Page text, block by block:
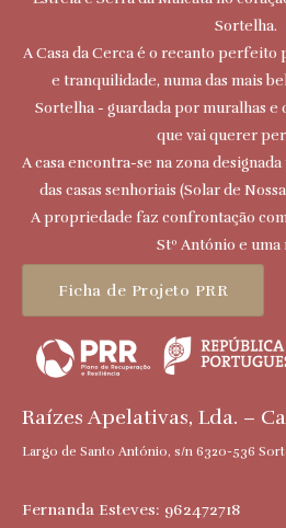
Sortelha.
A Casa da Cerca é o recanto perfeito
e tranquilidade, numa das mais
Sortelha - guardada por muralhas e
que vai querer
A casa encontra-se na zona
das casas senhoriais (Solar de
A propriedade faz confrontação com
Stº António e
Ficha de Projeto PRR
Raízes Apelativas, Lda. –
Largo de Santo António, s/n 6320-536
Fernanda Esteves: 962472718